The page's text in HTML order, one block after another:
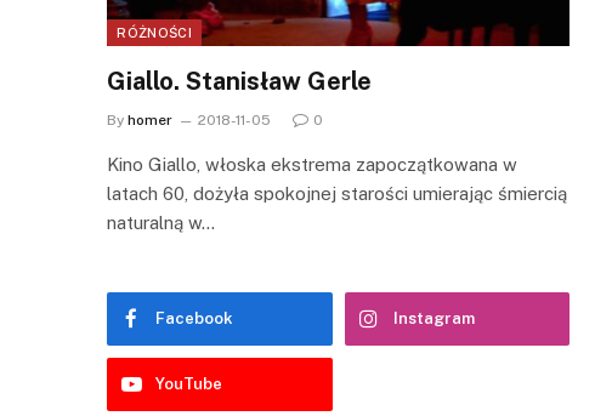
RÓŻNOŚCI
Giallo. Stanisław Gerle
By homer 2018-11-05 0
Kino Giallo, włoska ekstrema zapoczątkowana w
latach 60, dożyła spokojnej starości umierając śmiercią
naturalną w…
Facebook Instagram
YouTube